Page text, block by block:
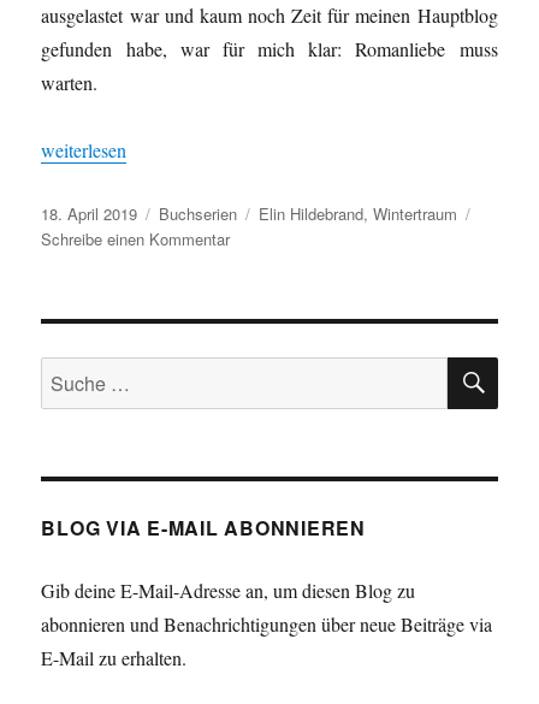
ausgelastet war und kaum noch Zeit für meinen Hauptblog
gefunden habe, war für mich klar: Romanliebe muss
warten.
„Elin Hildebrand – Wintertraum (Winter-Street Band 4)“
weiterlesen
Veröffentlicht
am
18. April 2019 Kategorien
Buchserien Schlagwörter
Elin Hildebrand,Wintertraum
Schreibe einen Kommentarzu
–
(Winter-
Band
Suche
nach:
BLOG VIA E-MAIL ABONNIEREN
Gib deine E-Mail-Adresse an, um diesen Blog zu
abonnieren und Benachrichtigungen über neue Beiträge via
E-Mail zu erhalten.